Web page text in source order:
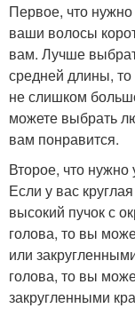
Первое, что
ваши волосы
вам. Лучше
средней длины,
не слишком
можете выбрать
вам понравится.
Второе, что
Если у вас
высокий пучок с
голова, то вы
или
голова, то вы
закругленными